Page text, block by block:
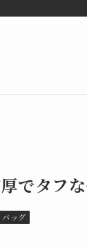
でタフ
バッグ